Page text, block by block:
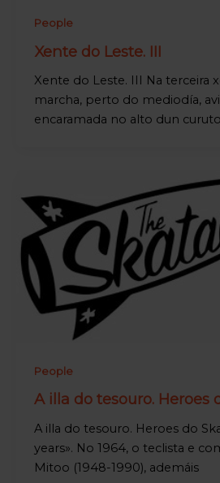
People
Xente do Leste. III
Xente do Leste. III Na terceira
marcha, perto do mediodía,
encaramada no alto dun
People
A illa do tesouro. Heroes
A illa do tesouro. Heroes do
years». No 1964, o teclista e
Mitoo (1948-1990), ademáis